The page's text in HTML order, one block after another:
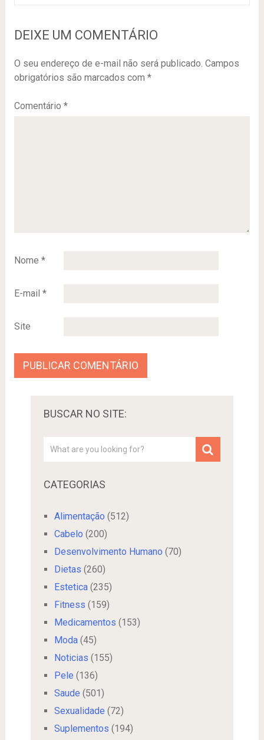
DEIXE UM COMENTÁRIO
O seu endereço de e-mail não será publicado. Campos
obrigatórios são marcados com *
Comentário *
Nome *
E-mail *
Site
BUSCAR NO SITE:
CATEGORIAS
Alimentação (512)
Cabelo (200)
Desenvolvimento Humano (70)
Dietas (260)
Estetica(235)
Fitness (159)
Medicamentos (153)
Moda(45)
Noticias (155)
Pele (136)
Saude (501)
Sexualidade (72)
Suplementos (194)